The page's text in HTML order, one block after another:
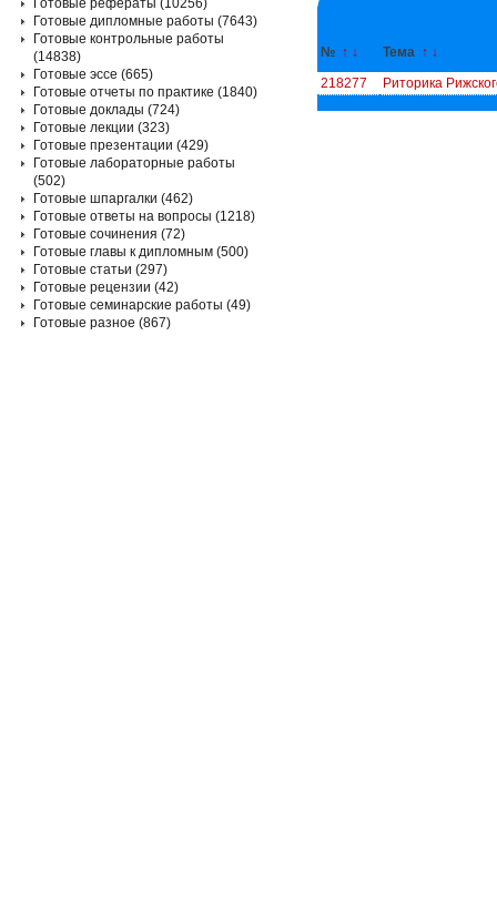
№ ↑ ↓ Тема ↑ ↓
218277
Риторика
Готовые рефераты (10256)
Готовые дипломные работы (7643)
Готовые контрольные работы
(14838)
Готовые эссе (665)
Готовые отчеты по практике (1840)
Готовые доклады (724)
Готовые лекции (323)
Готовые презентации (429)
Готовые лабораторные работы
(502)
Готовые шпаргалки (462)
Готовые ответы на вопросы (1218)
Готовые сочинения (72)
Готовые главы к дипломным (500)
Готовые статьи (297)
Готовые рецензии (42)
Готовые семинарские работы (49)
Готовые разное (867)